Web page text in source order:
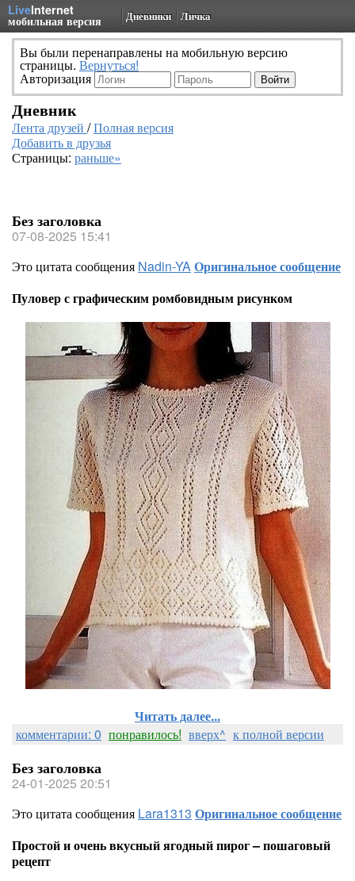
LiveInternet
мобильная версия Дневники Личка
Вы были перенаправлены на мобильную версию
страницы. Вернуться!
Авторизация
Дневник
Лента друзей /Полная версия
Добавить в друзья
Страницы: раньше»
Без заголовка
07-08-2025 15:41
Это цитата сообщения Nadin-YAОригинальное сообщение
Пуловер с графическим ромбовидным рисунком
Читать далее...
комментарии: 0 понравилось! вверх^ к полной версии
Без заголовка
24-01-2025 20:51
Это цитата сообщения Lara1313 Оригинальное сообщение
Простой и очень вкусный ягодный пирог – пошаговый
рецепт